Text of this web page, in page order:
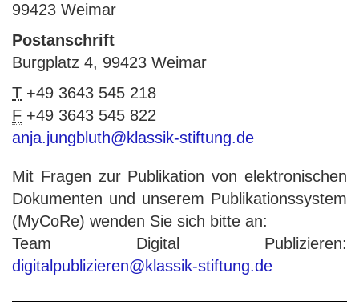
99423 Weimar
Postanschrift
Burgplatz 4, 99423 Weimar
T +49 3643 545 218
F +49 3643 545 822
anja.jungbluth@klassik-stiftung.de
Mit Fragen zur Publikation von elektronischen
Dokumenten und unserem Publikationssystem
(MyCoRe) wenden Sie sich bitte an:
Team Digital Publizieren:
digitalpublizieren@klassik-stiftung.de